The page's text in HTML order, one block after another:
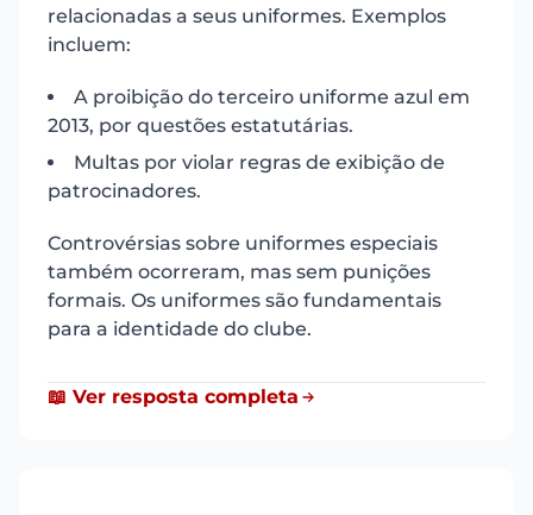
relacionadas a seus uniformes. Exemplos
incluem:
A proibição do terceiro uniforme azul em
2013, por questões estatutárias.
Multas por violar regras de exibição de
patrocinadores.
Controvérsias sobre uniformes especiais
também ocorreram, mas sem punições
formais. Os uniformes são fundamentais
para a identidade do clube.
📖 Ver resposta completa